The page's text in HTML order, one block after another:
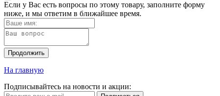
Если у Вас есть вопросы по этому товару, заполните форму
ниже, и мы ответим в ближайшее время.
Продолжить
На главную
Подписывайтесь на новости и акции: